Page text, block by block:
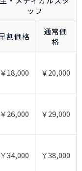
ッフ
割価格
通常価
格
￥18,000 ￥20,000
￥26,000 ￥29,000
￥34,000 ￥38,000